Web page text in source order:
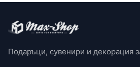
Подаръци, сувенири и декорация